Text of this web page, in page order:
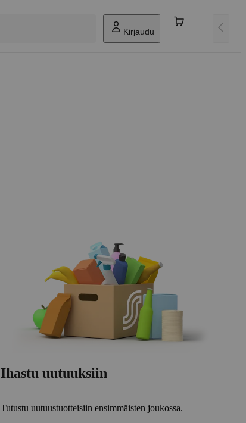
Kirjaudu
Ihastu uutuuksiin
Tutustu uutuustuotteisiin ensimmäisten joukossa.